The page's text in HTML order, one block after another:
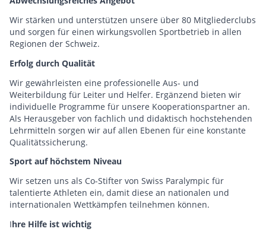
Wir stärken und unterstützen unsere über 80 Mitgliederclubs
und sorgen für einen wirkungsvollen Sportbetrieb in allen
Regionen der Schweiz.
Erfolg durch Qualität
Wir gewährleisten eine professionelle Aus- und
Weiterbildung für Leiter und Helfer. Ergänzend bieten wir
individuelle Programme für unsere Kooperationspartner an.
Als Herausgeber von fachlich und didaktisch hochstehenden
Lehrmitteln sorgen wir auf allen Ebenen für eine konstante
Qualitätssicherung.
Sport auf höchstem Niveau
Wir setzen uns als Co-Stifter von Swiss Paralympic für
talentierte Athleten ein, damit diese an nationalen und
internationalen Wettkämpfen teilnehmen können.
Ihre Hilfe ist wichtig